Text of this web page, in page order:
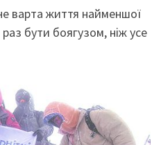
варта життя найменшої
бути боягузом, ніж усе